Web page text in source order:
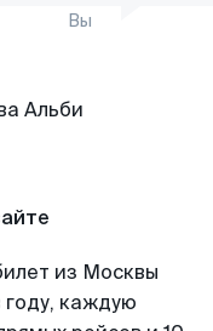
Вы
из Москвы
году, каждую